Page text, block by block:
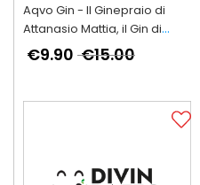
Aqvo Gin - Il Ginepraio di
Attanasio Mattia, il Gin di
Liguria
€15.00
€9.90